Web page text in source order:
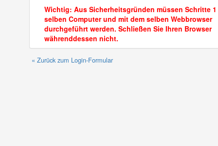
Wichtig: Aus Sicherheitsgründen müssen Schritte 1
selben Computer und mit dem selben Webbrowser
durchgeführt werden. Schließen Sie Ihren Browser
währenddessen nicht.
« Zurück zum Login-Formular